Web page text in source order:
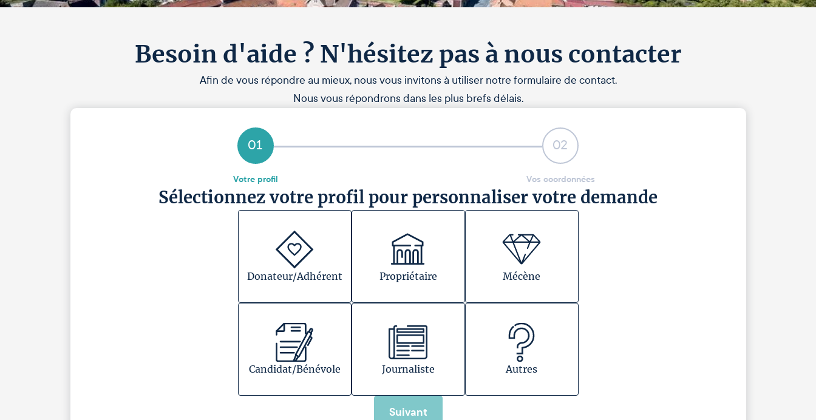
Besoin d'aide ? N'hésitez pas à nous contacter
Afin de vous répondre au mieux, nous vous invitons à utiliser notre formulaire de contact.
Nous vous répondrons dans les plus brefs délais.
01
Votre profil
02
Vos coordonnées
Sélectionnez votre profil pour personnaliser votre demande
Donateur/Adhérent Propriétaire Mécène
Candidat/Bénévole Journaliste Autres
Suivant